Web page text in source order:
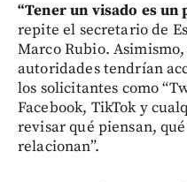
“Tener un visado es
repite el secretario de
Marco Rubio.
autoridades tendrían
los solicitantes como
Facebook, TikTok y
revisar qué piensan,
relacionan”.